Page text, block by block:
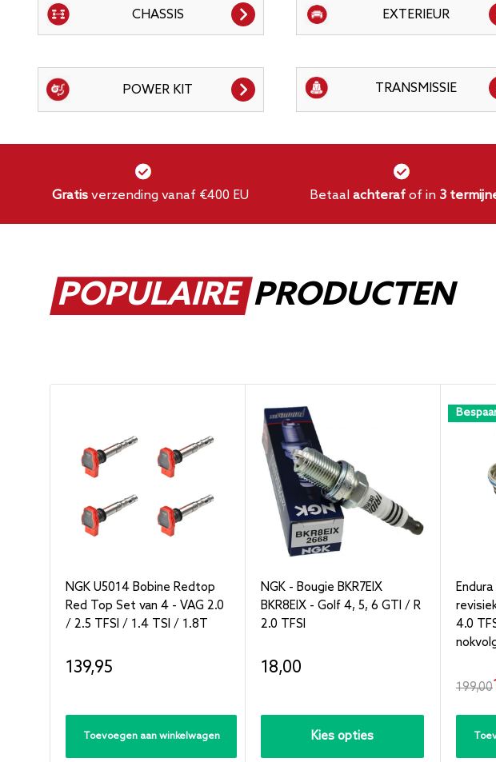
CHASSIS EXTERIEUR
POWER KIT TRANSMISSIE
Gratisverzending vanaf €400 EU Betaal achterafof in 3
POPULAIREPRODUCTEN
NGK U5014 Bobine Redtop
Red Top Set van 4 - VAG 2.0
/ 2.5 TFSI / 1.4 TSI / 1.8T
Verkoopprijs
139,95
Toevoegen aan winkelwagen
NGK - Bougie BKR7EIX
BKR8EIX - Golf 4, 5, 6 GTI / R
2.0 TFSI
Verkoopprijs
18,00
Kies opties
4.0
Normale
199,00